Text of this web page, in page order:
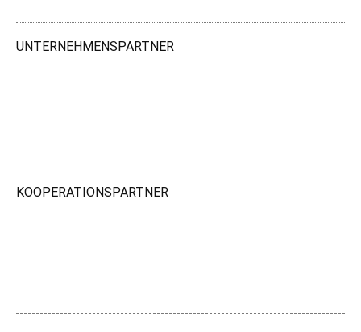
UNTERNEHMENSPARTNER
KOOPERATIONSPARTNER